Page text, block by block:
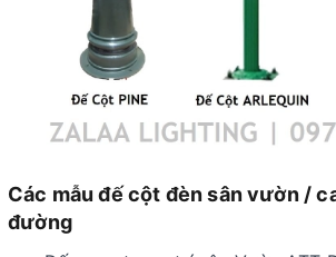
Các mẫu đế cột đèn sân vườn /
đường